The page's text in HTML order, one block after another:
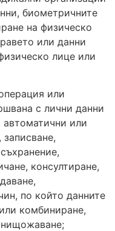
биометричните
на физическо
или данни
лице или
или
с лични данни
автоматични или
консултиране,
по който данните
комбиниране,